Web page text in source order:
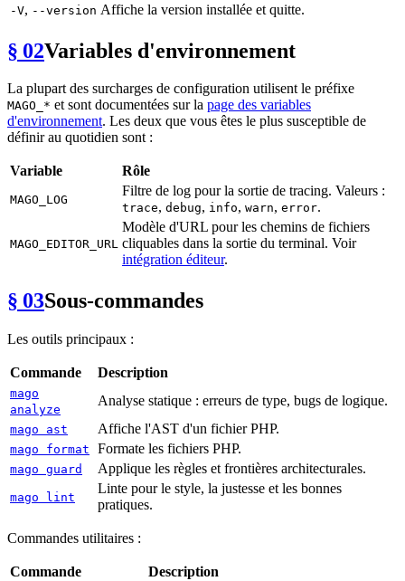
-V, --version Affiche la version installée et quitte.
§ 02Variables d'environnement
La plupart des surcharges de configuration utilisent le préfixe
MAGO_* et sont documentées sur la page des variables
d'environnement. Les deux que vous êtes le plus susceptible de
définir au quotidien sont :
Variable Rôle
MAGO_LOG
Filtre de log pour la sortie de tracing. Valeurs :
trace, debug, info, warn, error.
MAGO_EDITOR_URL
Modèle d'URL pour les chemins de fichiers
cliquables dans la sortie du terminal. Voir
intégration éditeur.
§ 03Sous-commandes
Les outils principaux :
Commande Description
mago
analyze
Analyse statique : erreurs de type, bugs de logique.
mago ast Affiche l'AST d'un fichier PHP.
mago format Formate les fichiers PHP.
mago guard Applique les règles et frontières architecturales.
mago lint
Linte pour le style, la justesse et les bonnes
pratiques.
Commandes utilitaires :
Commande Description